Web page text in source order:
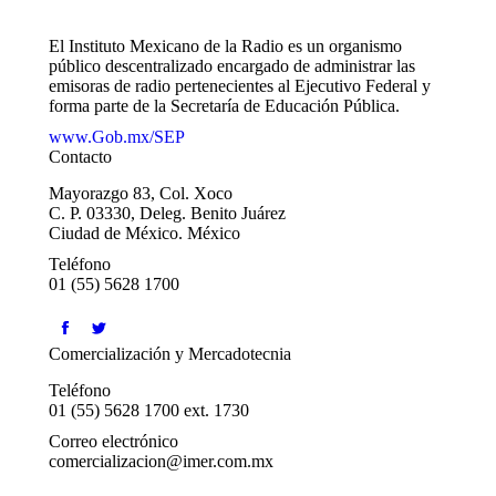
El Instituto Mexicano de la Radio es un organismo
público descentralizado encargado de administrar las
emisoras de radio pertenecientes al Ejecutivo Federal y
forma parte de la Secretaría de Educación Pública.
www.Gob.mx/SEP
Contacto
Mayorazgo 83, Col. Xoco
C. P. 03330, Deleg. Benito Juárez
Ciudad de México. México
Teléfono
01 (55) 5628 1700
Encuéntranos en:
Facebook
Twitter
Comercialización y Mercadotecnia
Teléfono
01 (55) 5628 1700 ext. 1730
Correo electrónico
comercializacion@imer.com.mx